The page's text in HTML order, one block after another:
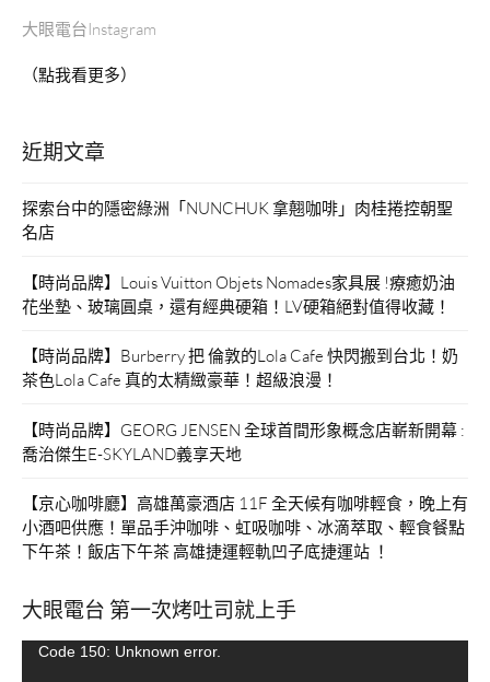
大眼電台Instagram
（點我看更多）
近期文章
探索台中的隱密綠洲「NUNCHUK 拿翹咖啡」肉桂捲控朝聖
名店
【時尚品牌】Louis Vuitton Objets Nomades家具展 !療癒奶油
花坐墊、玻璃圓桌，還有經典硬箱！LV硬箱絕對值得收藏！
【時尚品牌】Burberry 把 倫敦的Lola Cafe 快閃搬到台北！奶
茶色Lola Cafe 真的太精緻豪華！超級浪漫！
【時尚品牌】GEORG JENSEN 全球首間形象概念店嶄新開幕 :
喬治傑生E-SKYLAND義享天地
【京心咖啡廳】高雄萬豪酒店 11F 全天候有咖啡輕食，晚上有
小酒吧供應！單品手沖咖啡、虹吸咖啡、冰滴萃取、輕食餐點
下午茶！飯店下午茶 高雄捷運輕軌凹子底捷運站 ！
大眼電台 第一次烤吐司就上手
視Code 150: Unknown error.